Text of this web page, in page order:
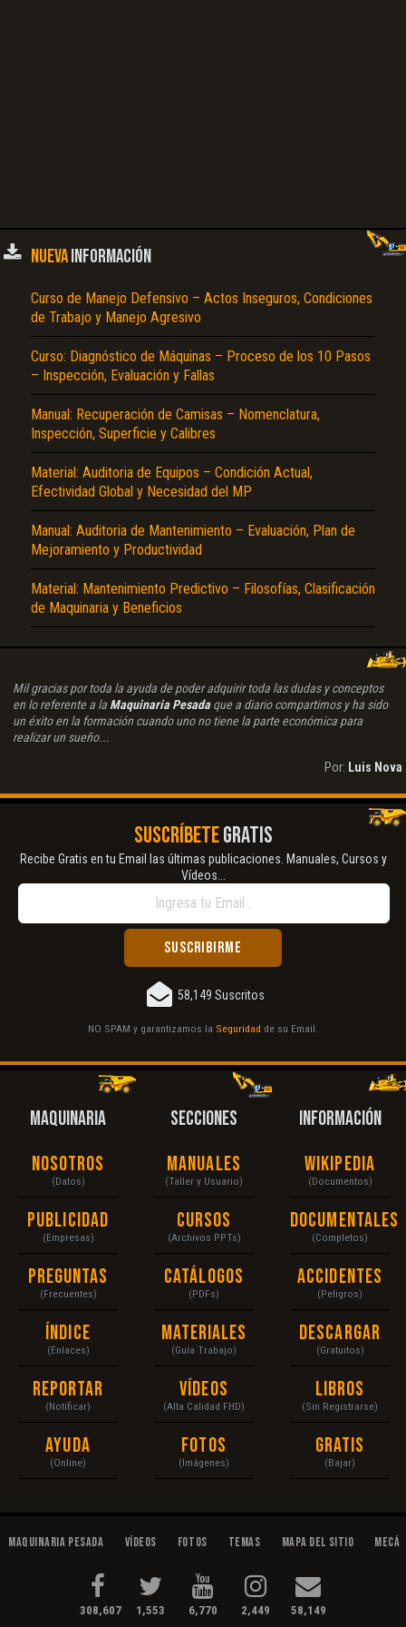
NUEVAINFORMACIÓN
Curso de Manejo Defensivo – Actos Inseguros, Condiciones
de Trabajo y Manejo Agresivo
Curso: Diagnóstico de Máquinas – Proceso de los 10 Pasos
– Inspección, Evaluación y Fallas
Manual: Recuperación de Camisas – Nomenclatura,
Inspección, Superficie y Calibres
Material: Auditoria de Equipos – Condición Actual,
Efectividad Global y Necesidad del MP
Manual: Auditoria de Mantenimiento – Evaluación, Plan de
Mejoramiento y Productividad
Material: Mantenimiento Predictivo – Filosofías, Clasificación
de Maquinaria y Beneficios
Mil gracias por toda la ayuda de poder adquirir toda las dudas y conceptos
en lo referente a la Maquinaria Pesadaque a diario compartimos y ha sido
un éxito en la formación cuando uno no tiene la parte económica para
realizar un sueño...
Por: Luis Nova
SUSCRÍBETEGRATIS
Recibe Gratis en tu Email las últimas publicaciones. Manuales, Cursos y
Vídeos...
58,149 Suscritos
NO SPAM y garantizamos la Seguridad de su Email.
MAQUINARIA
Nosotros
(Datos)
Publicidad
(Empresas)
Preguntas
(Frecuentes)
Índice
(Enlaces)
Reportar
(Notificar)
Ayuda
(Online)
SECCIONES
Manuales
(Taller y Usuario)
Cursos
(Archivos PPTs)
Catálogos
(PDFs)
Materiales
(Guía Trabajo)
Vídeos
(Alta Calidad FHD)
Fotos
(Imágenes)
INFORMACIÓN
Wikipedia
(Documentos)
Documentales
(Completos)
Accidentes
(Peligros)
Descargar
(Gratuitos)
Libros
(Sin Registrarse)
Gratis
(Bajar)
Maquinaria Pesada Vídeos Fotos Temas Mapa del Sitio
308,607 1,553 6,770 2,449 58,149